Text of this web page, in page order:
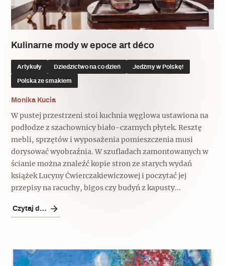
Kruchość rzeczy
Wywiady
Dolnośląski Indiana Jones
Recenzje
Jak wskrzesić smak
Ludzie
Popularne
Siostry rzeźbiarki
Jedźmy w Polskę!
Wskazówki idą w dobrą stronę
Biskupin - rezerwat archeologiczny
Muzea od nowa
Popularne
Narodowego Muzeum Techniki
Polska ze smakiem
Kuchnia w Ostromecku: puder z
Zobacz również
Patronaty
MonumentApp
Mapa skojarzeń
Krakowskie Kawiarnie
Kulinarne mody w epoce art déco
Artykuły Dziedzictwo na co dzień Jedźmy w Polskę!
Polska ze smakiem
Monika Kucia
W pustej przestrzeni stoi kuchnia węglowa ustawiona na
podłodze z szachownicy biało-czarnych płytek. Resztę
mebli, sprzętów i wyposażenia pomieszczenia musi
dorysować wyobraźnia. W szufladach zamontowanych w
ścianie można znaleźć kopie stron ze starych wydań
książek Lucyny Ćwierczakiewiczowej i poczytać jej
przepisy na racuchy, bigos czy budyń z kapusty...
Czytaj dalej